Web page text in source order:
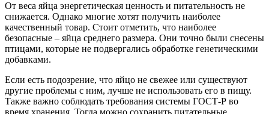
От веса яйца энергетическая ценность и питательность не
снижается. Однако многие хотят получить наиболее
качественный товар. Стоит отметить, что наиболее
безопасные – яйца среднего размера. Они точно были снесены
птицами, которые не подвергались обработке генетическими
добавками.
Если есть подозрение, что яйцо не свежее или существуют
другие проблемы с ним, лучше не использовать его в пищу.
Также важно соблюдать требования системы ГОСТ-Р во